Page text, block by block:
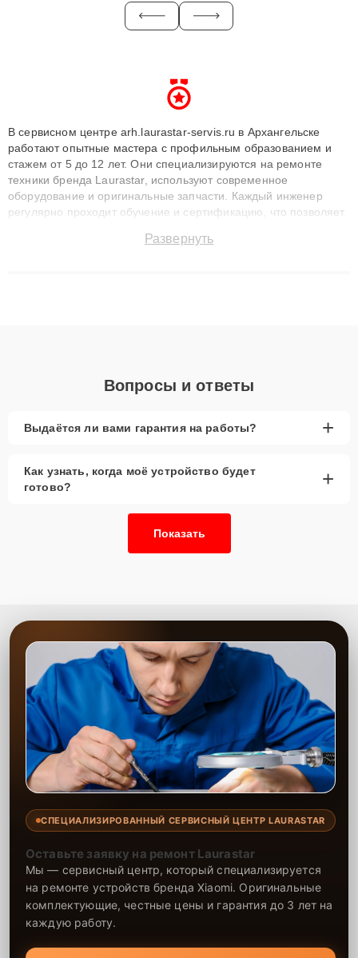
В сервисном центре arh.laurastar-servis.ru в Архангельске
работают опытные мастера с профильным образованием и
стажем от 5 до 12 лет. Они специализируются на ремонте
техники бренда Laurastar, используют современное
оборудование и оригинальные запчасти. Каждый инженер
регулярно проходит обучение и сертификацию, что позволяет
технику с сохранением гарантии до 3 лет. Наши мастера
Развернуть
Вопросы и ответы
Выдаётся ли вами гарантия на работы? +
Как узнать, когда моё устройство будет
готово?
+
Показать
СПЕЦИАЛИЗИРОВАННЫЙ СЕРВИСНЫЙ ЦЕНТР LAURASTAR
Оставьте заявку на ремонт Laurastar
Мы — сервисный центр, который специализируется
на ремонте устройств бренда Xiaomi. Оригинальные
комплектующие, честные цены и гарантия до 3 лет на
каждую работу.